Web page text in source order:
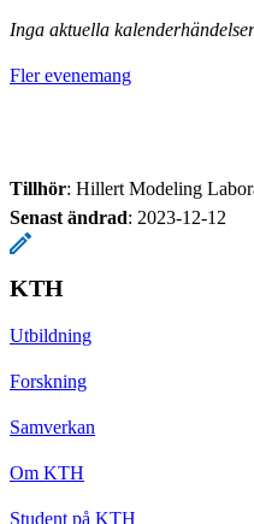
Inga aktuella
Fler evenemang
Tillhör: Hillert Modeling
Senast ändrad: 2023-12-12
KTH
Utbildning
Forskning
Samverkan
Om KTH
Student på KTH